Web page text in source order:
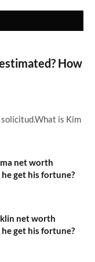
How
solicitud.What is Kim
net worth
get his fortune?
net worth
get his fortune?